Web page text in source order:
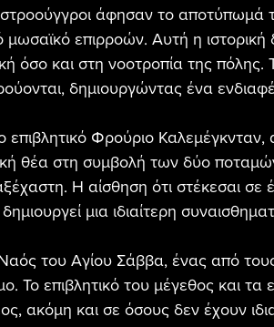
άφησαν το αποτύπωμά
επιρροών. Αυτή η ιστορική
όσο και στη νοοτροπία της πόλης.
δημιουργώντας ένα
επιβλητικό Φρούριο Καλεμέγκνταν,
θέα στη συμβολή των δύο
Η αίσθηση ότι στέκεσαι σε
μια ιδιαίτερη
Ναός του Αγίου Σάββα, ένας από
Το επιβλητικό του μέγεθος και
ακόμη και σε όσους δεν έχουν